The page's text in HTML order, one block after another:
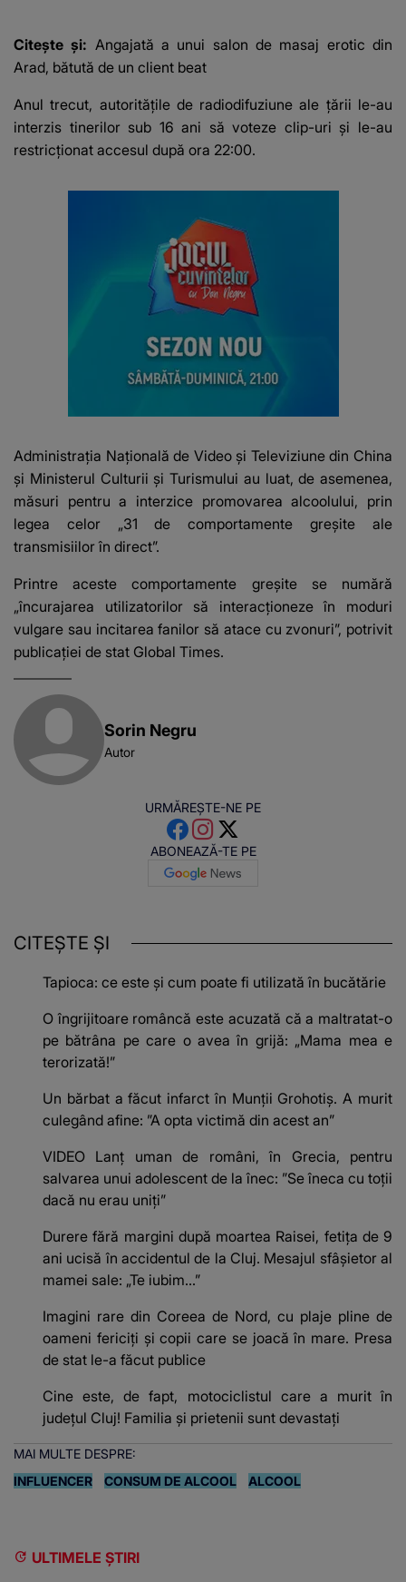
DESCOPERIT DE
ANCHETATORI a șocat
localnicii
Citește și: Angajată a unui salon de masaj erotic din
Arad, bătută de un client beat
Anul trecut, autoritățile de radiodifuziune ale țării le-au
interzis tinerilor sub 16 ani să voteze clip-uri și le-au
restricționat accesul după ora 22:00.
Administrația Națională de Video și Televiziune din China
și Ministerul Culturii și Turismului au luat, de asemenea,
măsuri pentru a interzice promovarea alcoolului, prin
legea celor „31 de comportamente greșite ale
transmisiilor în direct”.
Printre aceste comportamente greșite se numără
„încurajarea utilizatorilor să interacționeze în moduri
vulgare sau incitarea fanilor să atace cu zvonuri”, potrivit
publicației de stat Global Times.
Sorin Negru
Autor
URMĂREȘTE-NE PE
ABONEAZĂ-TE PE
CITEȘTE ȘI
Tapioca: ce este și cum poate fi utilizată în bucătărie
O îngrijitoare româncă este acuzată că a maltratat-o
pe bătrâna pe care o avea în grijă: „Mama mea e
terorizată!”
Un bărbat a făcut infarct în Munții Grohotiș. A murit
culegând afine: ”A opta victimă din acest an”
VIDEO Lanț uman de români, în Grecia, pentru
salvarea unui adolescent de la înec: ”Se îneca cu toții
dacă nu erau uniți”
Durere fără margini după moartea Raisei, fetița de 9
ani ucisă în accidentul de la Cluj. Mesajul sfâșietor al
mamei sale: „Te iubim…”
Imagini rare din Coreea de Nord, cu plaje pline de
oameni fericiți și copii care se joacă în mare. Presa
de stat le-a făcut publice
Cine este, de fapt, motociclistul care a murit în
județul Cluj! Familia și prietenii sunt devastați
MAI MULTE DESPRE:
INFLUENCER
CONSUM DE ALCOOL ALCOOL
ULTIMELE ȘTIRI